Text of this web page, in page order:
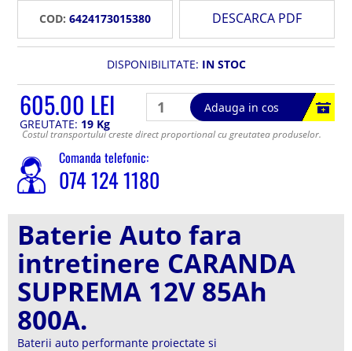
COD: 6424173015380 DESCARCA PDF
DISPONIBILITATE: IN STOC
605.00 LEI
Adauga in cos
GREUTATE: 19 Kg
Costul transportului creste direct proportional cu greutatea produselor.
Comanda telefonic:
074 124 1180
Baterie Auto fara
intretinere CARANDA
SUPREMA 12V 85Ah
800A.
Baterii auto performante proiectate si